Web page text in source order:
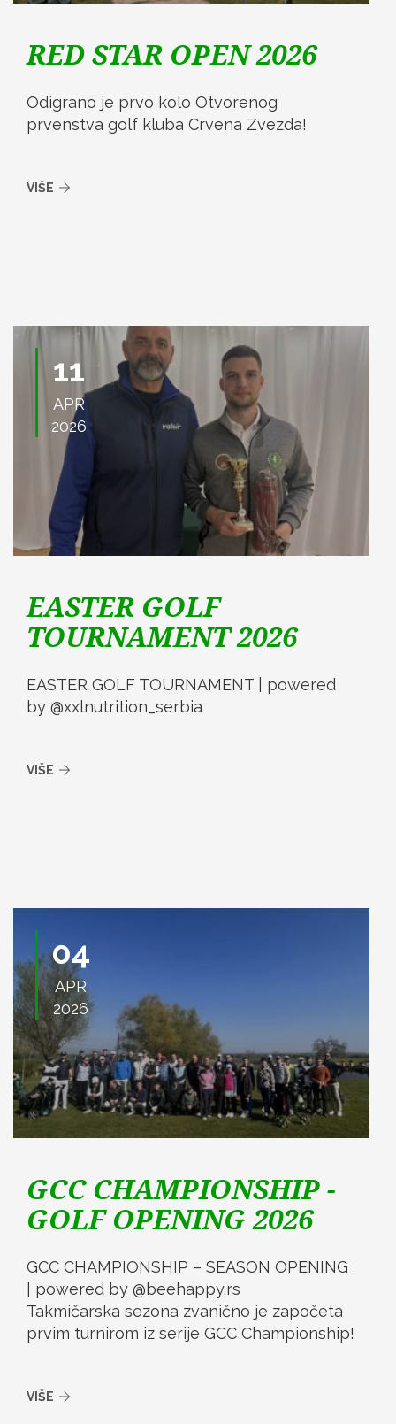
RED STAR OPEN 2026
Odigrano je prvo kolo Otvorenog
prvenstva golf kluba Crvena Zvezda!
VIŠE
11
APR
2026
EASTER GOLF
TOURNAMENT 2026
EASTER GOLF TOURNAMENT | powered
by @xxlnutrition_serbia
VIŠE
04
APR
2026
GCC CHAMPIONSHIP -
GOLF OPENING 2026
GCC CHAMPIONSHIP – SEASON OPENING
| powered by @beehappy.rs
Takmičarska sezona zvanično je započeta
prvim turnirom iz serije GCC Championship!
VIŠE